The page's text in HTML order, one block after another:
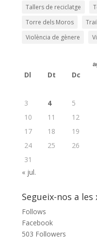
Tallers de reciclatge
Torre dels Moros
Violència de gènere
Dl Dt Dc
3
4 5
10
11 12
17
18 19
24
25 26
31
« jul.
Segueix-nos a les
Follows
Facebook
503 Followers